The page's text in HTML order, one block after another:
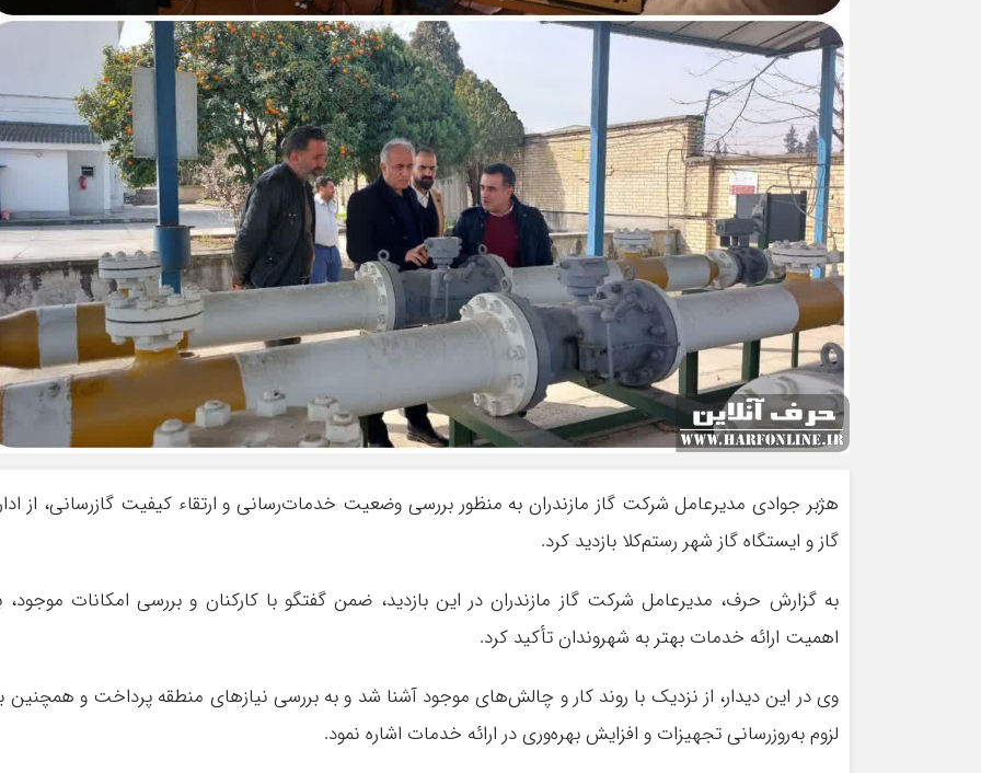
هژبر جوادی مدیرعامل شرکت گاز مازندران به منظور بررسی وضعیت خدمات‌رسانی و ارتقاء کیفیت گازرسانی، از
گاز و ایستگاه گاز شهر رستم‌کلا بازدید کرد.
به گزارش حرف، مدیرعامل شرکت گاز مازندران در این بازدید، ضمن گفتگو با کارکنان و بررسی امکانات موجود،
اهمیت ارائه خدمات بهتر به شهروندان تأکید کرد.
وی در این دیدار، از نزدیک با روند کار و چالش‌های موجود آشنا شد و به بررسی نیازهای منطقه پرداخت و همچنین
لزوم به‌روزرسانی تجهیزات و افزایش بهره‌وری در ارائه خدمات اشاره نمود.